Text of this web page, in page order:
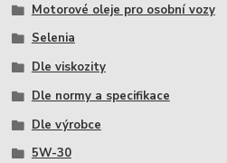
Motorové oleje pro osobní vozy
Selenia
Dle viskozity
Dle normy a specifikace
Dle výrobce
5W-30